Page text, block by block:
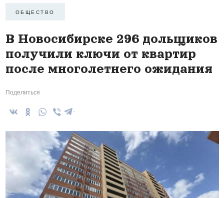
ОБЩЕСТВО
В Новосибирске 296 дольщиков
получили ключи от квартир
после многолетнего ожидания
Поделиться